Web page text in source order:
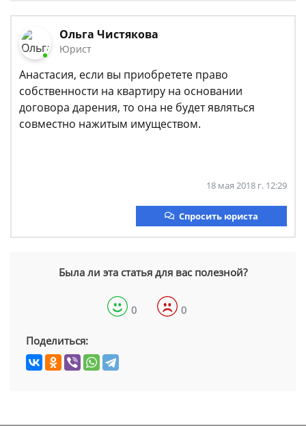
Ольга Чистякова
Юрист
Анастасия, если вы приобретете право
собственности на квартиру на основании
договора дарения, то она не будет являться
совместно нажитым имуществом.
18 мая 2018 г. 12:29
Спросить юриста
Была ли эта статья для вас полезной?
0 0
Поделиться: